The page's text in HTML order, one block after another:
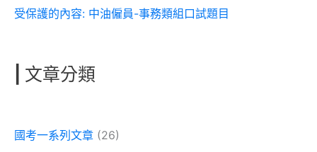
受保護的內容: 中油僱員-事務類組口試題目
文章分類
國考一系列文章 (26)